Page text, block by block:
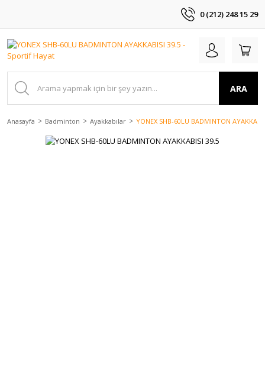
0 (212) 248 15 29
ARA
Anasayfa Badminton Ayakkabılar YONEX SHB-60LU BADMINTON